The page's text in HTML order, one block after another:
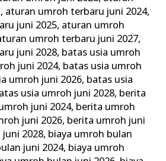
, aturan umroh terbaru juni 2024,
juni 2025, aturan umroh
umroh terbaru juni 2027,
juni 2028, batas usia umroh
juni 2024, batas usia umroh
umroh juni 2026, batas usia
usia umroh juni 2028, berita
juni 2024, berita umroh
juni 2026, berita umroh juni
2028, biaya umroh bulan
juni 2024, biaya umroh